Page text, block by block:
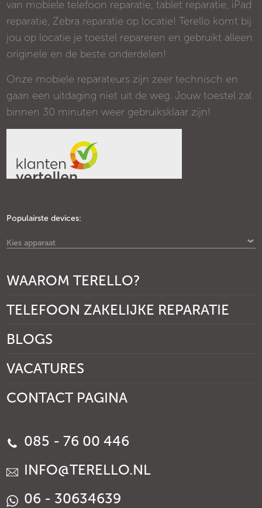
van mobiele telefoon reparatie, tablet reparatie, iPad
reparatie, Zebra reparatie op locatie! Terello komt bij
jou op locatie je toestel repareren en gebruikt alleen
originele en de beste onderdelen!
Onze mobiele reparateurs zijn zeer technisch en
gaan een uitdaging niet uit de weg. Jouw toestel zal
binnen 30 minuten weer gebruiksklaar zijn!
Populairste devices:
Kies apparaat
WAAROM TERELLO?
TELEFOON ZAKELIJKE REPARATIE
BLOGS
VACATURES
CONTACT PAGINA
085 - 76 00 446
INFO@TERELLO.NL
06 - 30634639